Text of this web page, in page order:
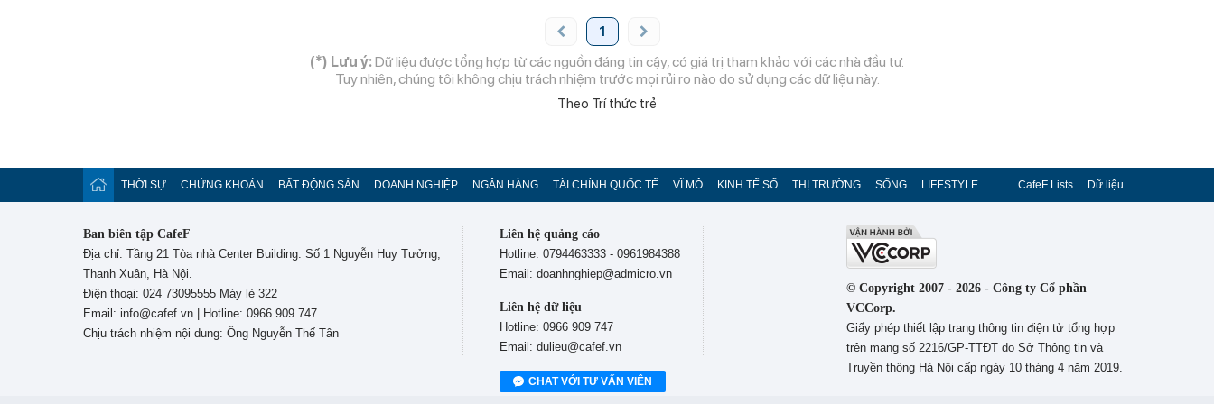
1
(*) Lưu ý:Dữ liệu được tổng hợp từ các nguồn đáng tin cậy, có giá trị tham khảo với các nhà đầu tư.
Tuy nhiên, chúng tôi không chịu trách nhiệm trước mọi rủi ro nào do sử dụng các dữ liệu này.
Theo Trí thức trẻ
THỜI SỰ CHỨNG KHOÁN BẤT ĐỘNG SẢN DOANH NGHIỆP NGÂN HÀNG TÀI CHÍNH QUỐC TẾ VĨ MÔ KINH TẾ SỐ THỊ TRƯỜNG SỐNG LIFESTYLE Dữ liệu
CafeF Lists
Ban biên tập CafeF
Địa chỉ: Tầng 21 Tòa nhà Center Building. Số 1 Nguyễn Huy Tưởng,
Thanh Xuân, Hà Nội.
Điện thoại: 024 73095555 Máy lẻ 322
Email: info@cafef.vn | Hotline: 0966 909 747
Chịu trách nhiệm nội dung: Ông Nguyễn Thế Tân
Liên hệ quảng cáo
Hotline: 0794463333 - 0961984388
Email: doanhnghiep@admicro.vn
Liên hệ dữ liệu
Hotline: 0966 909 747
Email: dulieu@cafef.vn
CHAT VỚI TƯ VẤN VIÊN
© Copyright 2007 - 2026 - Công ty Cổ phần
VCCorp.
Giấy phép thiết lập trang thông tin điện tử tổng hợp
trên mạng số 2216/GP-TTĐT do Sở Thông tin và
Truyền thông Hà Nội cấp ngày 10 tháng 4 năm 2019.